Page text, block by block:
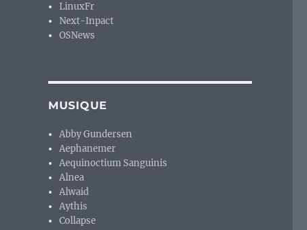
LinuxFr
Next-Inpact
OSNews
MUSIQUE
Abby Gundersen
Aephanemer
Aequinoctium Sanguinis
Alnea
Alwaid
Aythis
Collapse